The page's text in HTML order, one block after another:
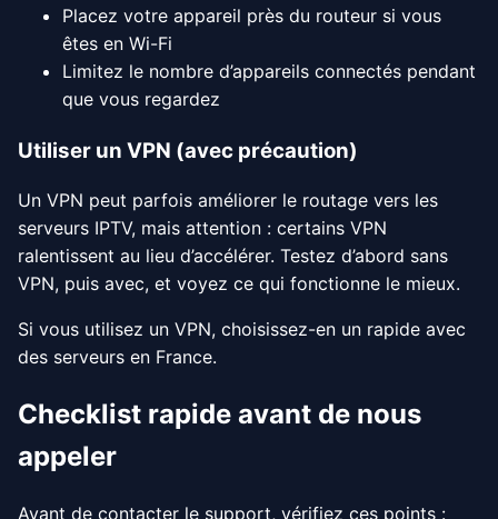
Placez votre appareil près du routeur si vous
êtes en Wi-Fi
Limitez le nombre d’appareils connectés pendant
que vous regardez
Utiliser un VPN (avec précaution)
Un VPN peut parfois améliorer le routage vers les
serveurs IPTV, mais attention : certains VPN
ralentissent au lieu d’accélérer. Testez d’abord sans
VPN, puis avec, et voyez ce qui fonctionne le mieux.
Si vous utilisez un VPN, choisissez-en un rapide avec
des serveurs en France.
Checklist rapide avant de nous
appeler
Avant de contacter le support, vérifiez ces points :